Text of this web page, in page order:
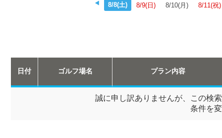
8/8(土) 8/9(日) 8/10(月) 8/11(祝)
日付 ゴルフ場名 プラン内容
誠に申し訳ありませんが、この検
条件を